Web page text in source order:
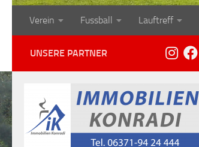
Verein Fussball Lauftreff
UNSERE PARTNER